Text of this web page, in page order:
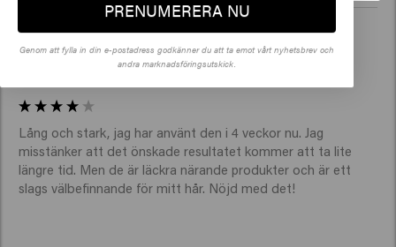
Verified Customer
Lång och stark, jag har använt den i 4 veckor nu. Jag
misstänker att det önskade resultatet kommer att ta lite
längre tid. Men de är läckra närande produkter och är ett
slags välbefinnande för mitt hår. Nöjd med det!
PRENUMERERA NU
Genom att fylla in din e-postadress godkänner du att ta emot vårt nyhetsbrev och
andra marknadsföringsutskick.